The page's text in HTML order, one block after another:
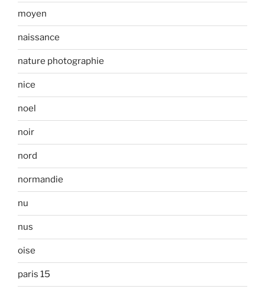
moyen
naissance
nature photographie
nice
noel
noir
nord
normandie
nu
nus
oise
paris 15